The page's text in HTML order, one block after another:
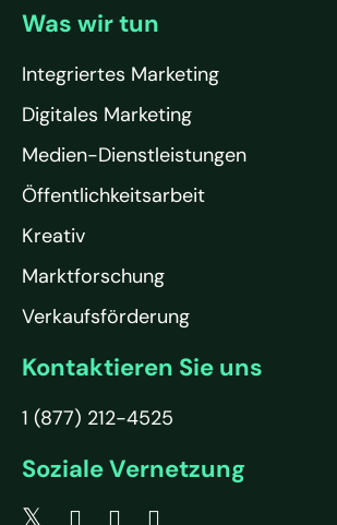
Was wir tun
Integriertes Marketing
Digitales Marketing
Medien-Dienstleistungen
Öffentlichkeitsarbeit
Kreativ
Marktforschung
Verkaufsförderung
Kontaktieren Sie uns
1 (877) 212-4525
Soziale Vernetzung